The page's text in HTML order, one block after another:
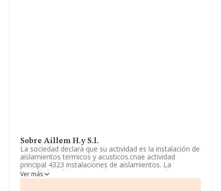
Sobre Aillem H.y S.l.
La sociedad declara que su actividad es la instalación de
aislamientos termicos y acusticos.cnae actividad
principal 4323 instalaciones de aislamientos. La
sociedad está inscrita en el Registro Mercantil como
Sociedad Limitada. Clasifica su actividad CNAE como
Ver más